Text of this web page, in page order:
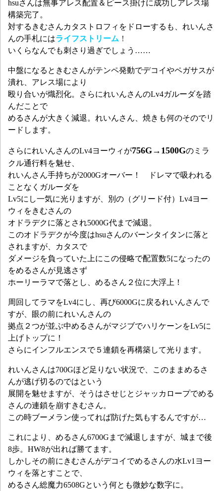
hsuさんは無事アレス配置＆ピース掛けに成功しアレス場
構築完了。
対するきむさんカタストロフィをドローするも、れいんさ
んの手札にはライフストリーム ！
いくらなんでも刺さり過ぎでしょう……
中盤になるときむさんがテンペ発動でデコイやペガサスが
潰れ、アレス場により
殴り合いが熾烈化。さらにれいんさんのLv4ガルーダを踏
んだことで
めるさんが大きく減退。れいんさん、焼きも何のそのでリ
ードします。
さらにれいんさんのLv4ヨーウィが756G→1500Gのミラ
クル通行料を魅せ、
れいんさん手持ちが2000Gオーバー！ ドレマで吸われる
ことなくガルーダを
Lv5にし一気に光りますが、別の（グリード付）Lv4ヨー
ウィをきむさんの
オドラデクに落とされ5000G代まで減退。
このオドラデクが今度はhsuさんのバーンタイタンに落と
されますが、カタスで
ダメージを負っていた上にこの侵略で配置数5になったの
をめるさんが見逃さず
ホーリーラマで落とし、めるさん２位に大浮上！
周回してラマをLv4にし、再び6000Gに戻るれいんさんで
すが、眼の前にれいんさんの
拠点２つが並ぶ中めるさんがマジブでハリケーンをLv5に
上げトップに！
さらにインフルエンスで５連鎖を再構築して光ります。
れいんさんは700Gほど足りない状況で、このままめるさ
んが逃げ切るのではという
展開を魅せますが、そうはさせじとジャッカロープでめる
さんの連鎖を崩すきむさん。
この時ブーメラン使ってれば防げた気もするんですが…
これにより、めるさん6700Gまで減退しますが、城まで後
8歩。HW8が出れば勝てます。
しかしその前にきむさんがデコイでめるさんの水Lv1ヨー
ウィを落とすことで、
めるさん総魔力6508Gという何とも微妙な数字に。